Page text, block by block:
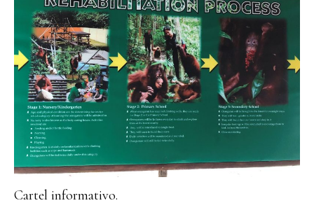
Cartel informativo.